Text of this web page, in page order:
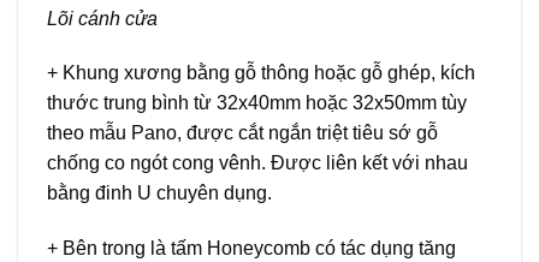
Lõi cánh cửa
+ Khung xương bằng gỗ thông hoặc gỗ ghép, kích
thước trung bình từ 32x40mm hoặc 32x50mm tùy
theo mẫu Pano, được cắt ngắn triệt tiêu sớ gỗ
chống co ngót cong vênh. Được liên kết với nhau
bằng đinh U chuyên dụng.
+ Bên trong là tấm Honeycomb có tác dụng tăng